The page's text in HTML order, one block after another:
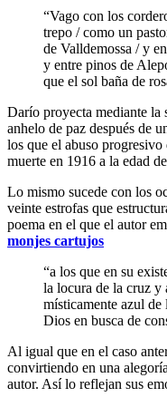
“Vago con los
trepo / como un
de Valldemossa / y
y entre pinos de
que el sol baña de
Darío proyecta mediante la
anhelo de paz después de
los que el abuso
muerte en 1916 a la edad
Lo mismo sucede con los
veinte estrofas que
poema en el que el autor
monjes cartujos
“a los que en su
la locura de la cruz y
místicamente azul
Dios en busca de
Al igual que en el caso
convirtiendo en una
autor. Así lo reflejan sus